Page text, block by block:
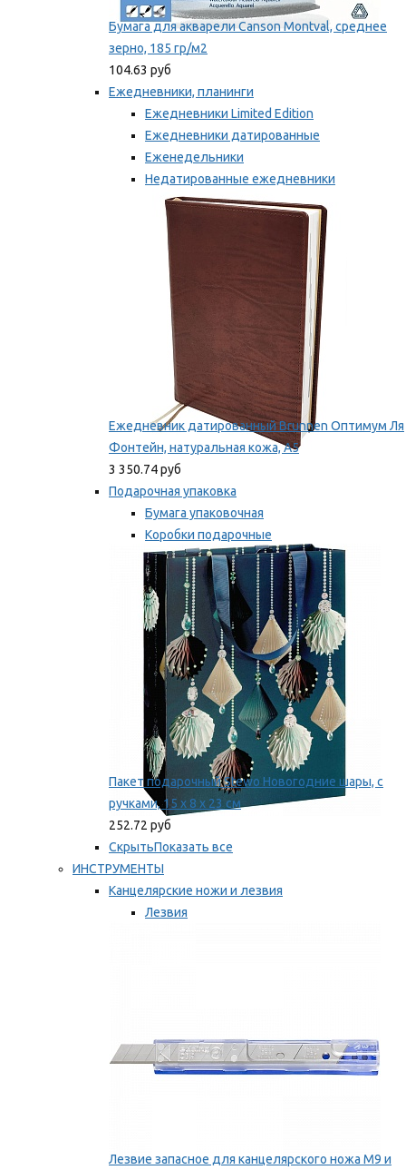
Бумага для акварели Canson Montval, среднее
зерно, 185 гр/м2
104.63 руб
Ежедневники, планинги
Ежедневники Limited Edition
Ежедневники датированные
Еженедельники
Недатированные ежедневники
Планинги
Мы рекомендуем
Ежедневник датированный Brunnen Оптимум Ля
Фонтейн, натуральная кожа, А5
3 350.74 руб
Подарочная упаковка
Бумага упаковочная
Коробки подарочные
Ленты, бобины
Мы рекомендуем
Пакет подарочный Stewo Новогодние шары, с
ручками, 15 х 8 х 23 см
252.72 руб
СкрытьПоказать все
ИНСТРУМЕНТЫ
Канцелярские ножи и лезвия
Лезвия
Лезвие запасное для канцелярского ножа M9 и